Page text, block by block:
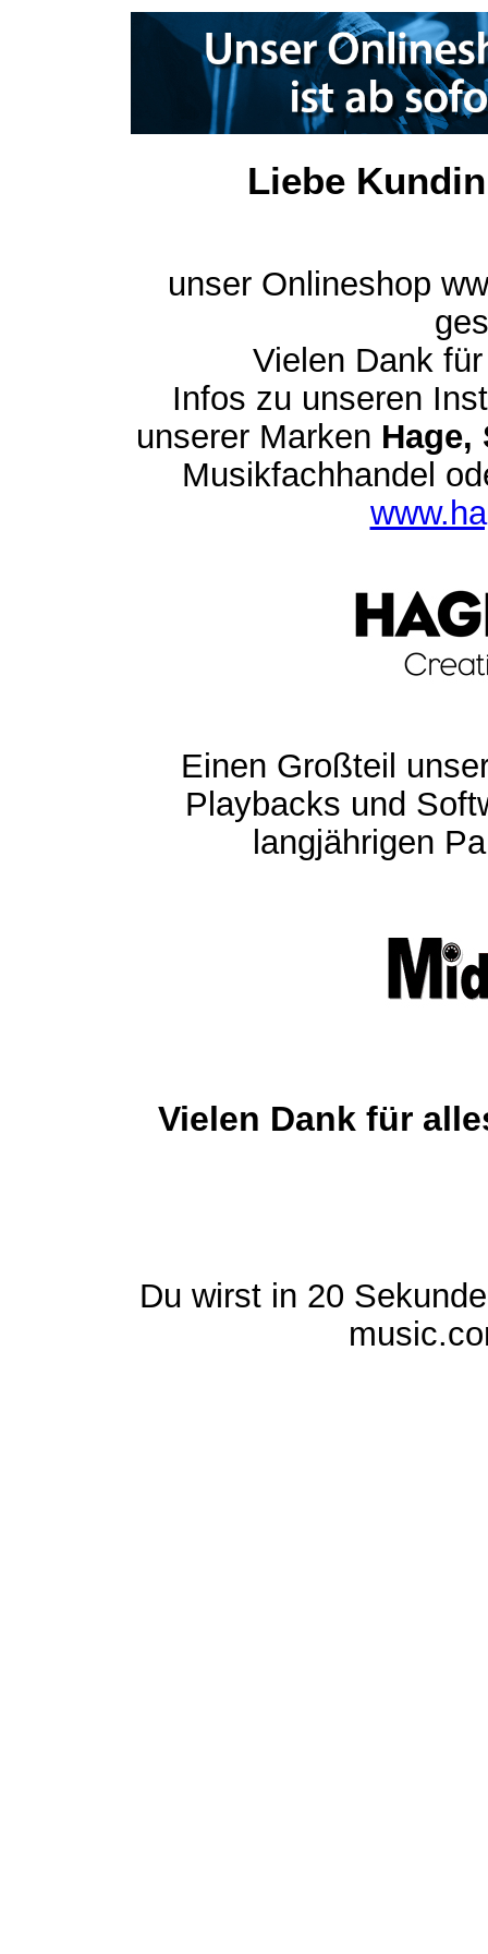
Liebe
unser Onlineshop
Vielen Dank
Infos zu unseren
unserer Marken Hage,
Musikfachhandel
Einen Großteil
Playbacks und
langjährigen
Vielen Dank für
Du wirst in 20